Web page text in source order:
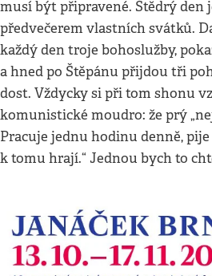
musí být připravené. Štědrý den
předvečerem vlastních svátků.
každý den troje bohoslužby,
a hned po Štěpánu přijdou tři
dost. Vždycky si při tom shonu
komunistické moudro: že prý
Pracuje jednu hodinu denně,
k tomu hrají.“ Jednou bych to